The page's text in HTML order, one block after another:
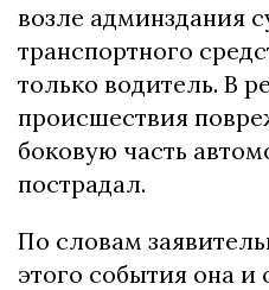
возле админздания
транспортного
только водитель. В
происшествия
боковую часть
пострадал.
По словам
этого события она и